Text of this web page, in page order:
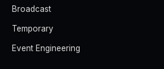
Broadcast
Temporary
Event Engineering